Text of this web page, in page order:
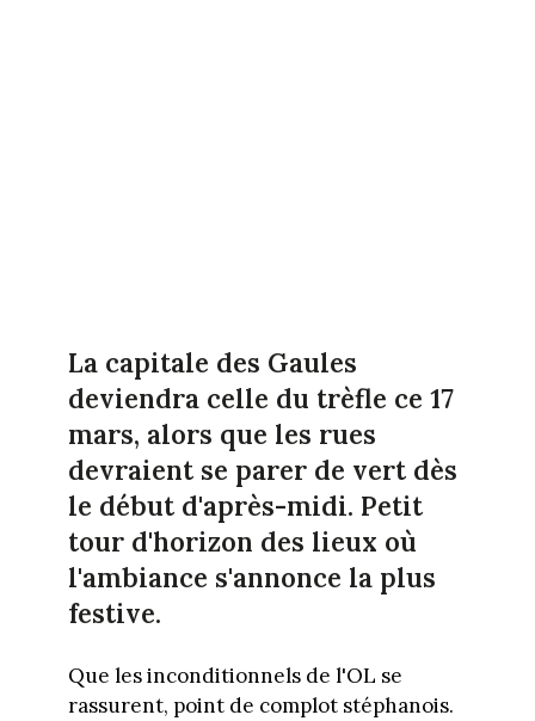
La capitale des Gaules
deviendra celle du trèfle ce 17
mars, alors que les rues
devraient se parer de vert dès
le début d'après-midi. Petit
tour d'horizon des lieux où
l'ambiance s'annonce la plus
festive.
Que les inconditionnels de l'OL se
rassurent, point de complot stéphanois.